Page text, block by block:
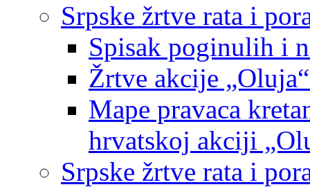
Srpske žrtve rata i
Spisak poginulih i
Žrtve akcije
Mape pravaca
hrvatskoj akciji
Srpske žrtve rata i